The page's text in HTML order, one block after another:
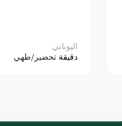
اليوناني
دقيقة تحضير/طهي